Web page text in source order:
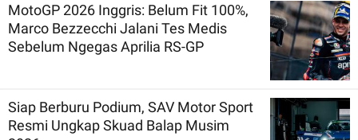
MotoGP 2026 Inggris: Belum Fit 100%,
Marco Bezzecchi Jalani Tes Medis
Sebelum Ngegas Aprilia RS-GP
Siap Berburu Podium, SAV Motor Sport
Resmi Ungkap Skuad Balap Musim